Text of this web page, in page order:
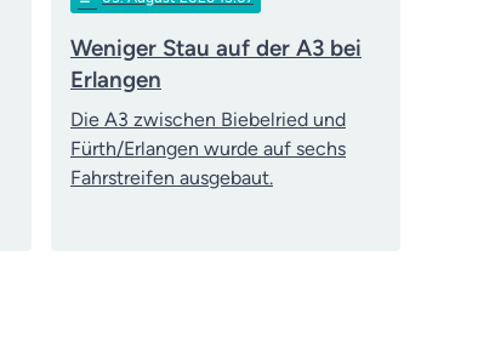
Weniger Stau auf der A3 bei
Erlangen
Die A3 zwischen Biebelried und
Fürth/Erlangen wurde auf sechs
Fahrstreifen ausgebaut.